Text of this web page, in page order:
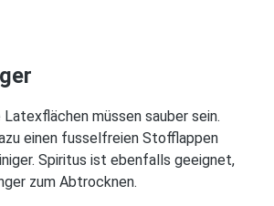
müssen sauber sein.
einen fusselfreien Stofflappen
Spiritus ist ebenfalls geeignet,
zum Abtrocknen.